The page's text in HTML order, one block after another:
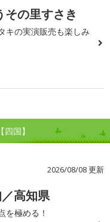
その里すさき
キの実演販売も楽しみ
国】
2026/08/08 更新
高知県
を極める！